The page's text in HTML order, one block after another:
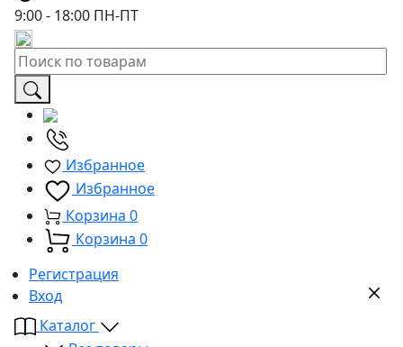
9:00 - 18:00 ПН-ПТ
Избранное
Избранное
Корзина 0
Корзина 0
Регистрация
Вход
Каталог